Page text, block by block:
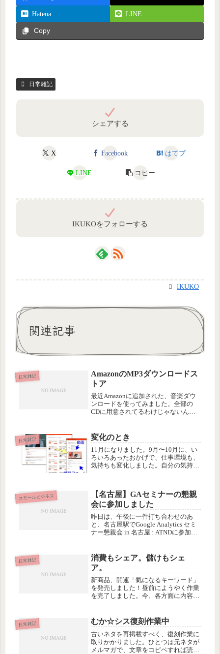
Hatena LINE
Copy
日常雑記
シェアする
X Facebook はてブ
LINE コピー
IKUKOをフォローする
IKUKO
関連記事
日常雑記
AmazonのMP3ダウンロードス
トア
最近Amazonに追加された、音楽ダウ
ンロードを使ってみました。全部の
CDに用意されてるわけじゃないんだ
購入すれば640円、MP3で買うと900
円ということで、そんなバカな...
日常雑記 変化のとき
11月になりました。9月〜10月に、い
ろいろあったおかげで、仕事環境も、
気持ちも変化しました。自分の気持ち
た（というか、クラシックエディター
にするのをやめた）ので、記事を書...
スモールビジネス
【名古屋】GAセミナーの懇親
会に参加しました
昨日は、午後に一件打ち合わせのあ
と、名古屋駅でGoogle Analytics セミ
ナー懇親会 in 名古屋 : ATNDに参加し
WordCampの関係で一度お会い...
日常雑記
消費もシェア。儲けもシェ
ア。
新商品、開運「氣になるキーワード」
を発売しました！昼前にようやく作業
を完了しました。今、各方面に内容チ
ます。それにしても、この作業、先週
の一期一会の集いのあとか、翌日に、
さ...
日常雑記 むか☆シス復刻作業中
古いネタを再掲載すべく、復刻作業に
取りかかりました。ひとつは元ネタが
メルマガで、文章をコピペすれば読め